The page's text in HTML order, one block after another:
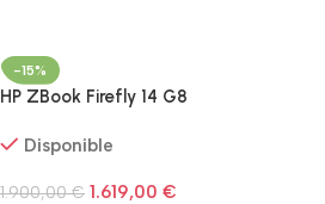
-15%
HP ZBook Firefly 14 G8
Disponible
1.900,00€ 1.619,00 €